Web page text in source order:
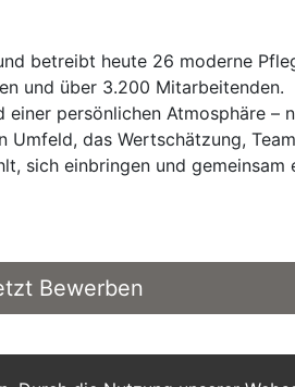
betreibt heute 26 moderne
und über 3.200 Mitarbeitenden.
persönlichen Atmosphäre –
das Wertschätzung,
sich einbringen und gemeinsam
Bewerben